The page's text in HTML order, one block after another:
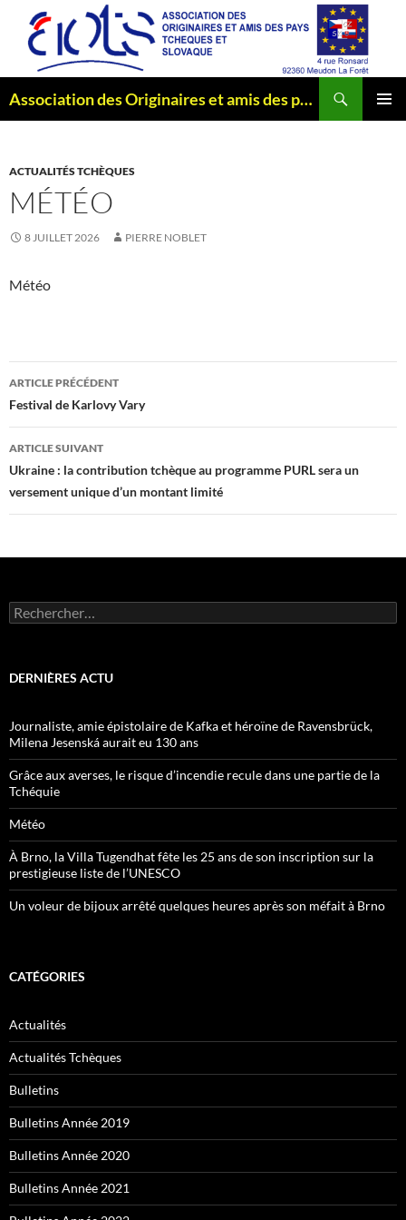
contenu
Association des Originaires et amis des pays Tchèques et Slovaque
ACTUALITÉS TCHÈQUES
MÉTÉO
8 JUILLET 2026 PIERRE NOBLET
Météo
Navigation
des
articles
ARTICLE PRÉCÉDENT
Festival de Karlovy Vary
ARTICLE SUIVANT
Ukraine : la contribution tchèque au programme PURL sera un
versement unique d’un montant limité
Rechercher :
DERNIÈRES ACTU
Journaliste, amie épistolaire de Kafka et héroïne de Ravensbrück,
Milena Jesenská aurait eu 130 ans
Grâce aux averses, le risque d’incendie recule dans une partie de la
Tchéquie
Météo
À Brno, la Villa Tugendhat fête les 25 ans de son inscription sur la
prestigieuse liste de l’UNESCO
Un voleur de bijoux arrêté quelques heures après son méfait à Brno
CATÉGORIES
Actualités
Actualités Tchèques
Bulletins
Bulletins Année 2019
Bulletins Année 2020
Bulletins Année 2021